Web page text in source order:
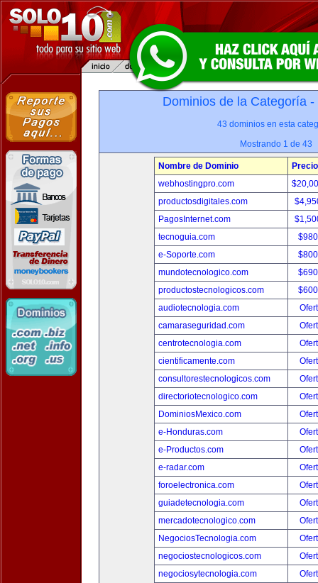
Dominios de la Categoría -
43 dominios en esta
Mostrando 1 de 43
Nombre de Dominio
Precio
webhostingpro.com
productosdigitales.com
PagosInternet.com
tecnoguia.com
e-Soporte.com
mundotecnologico.com
productostecnologicos.com
audiotecnologia.com
camaraseguridad.com
centrotecnologia.com
cientificamente.com
consultorestecnologicos.com
directoriotecnologico.com
DominiosMexico.com
e-Honduras.com
e-Productos.com
e-radar.com
foroelectronica.com
guiadetecnologia.com
mercadotecnologico.com
NegociosTecnologia.com
negociostecnologicos.com
negociosytecnologia.com